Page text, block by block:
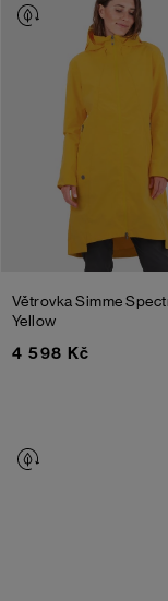
Větrovka Simme
Yellow
4 598 Kč